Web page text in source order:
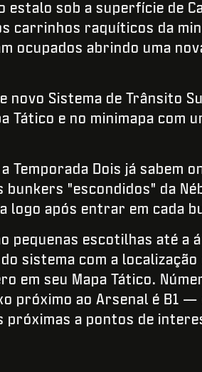
estalo sob a superfície de
carrinhos raquíticos da
ocupados abrindo uma
novo Sistema de Trânsito
Tático e no minimapa com
Temporada Dois já sabem
bunkers "escondidos" da
logo após entrar em cada
pequenas escotilhas até a
sistema com a localização
em seu Mapa Tático.
próximo ao Arsenal é B1 —
a pontos de